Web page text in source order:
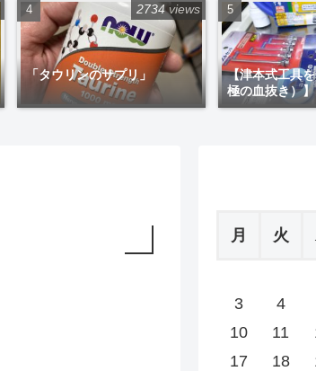
「タウリンのサプリ」
2734 views
【津本式工具
極の血抜き）】
月 火
3
4
10
11
17
18